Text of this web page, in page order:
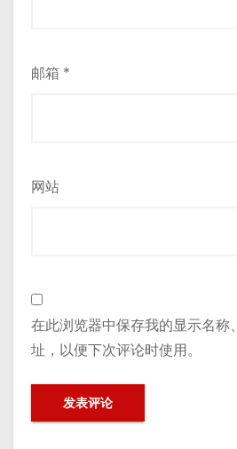
邮箱 *
网站
在此浏览器中保存我的显示名称
址，以便下次评论时使用。